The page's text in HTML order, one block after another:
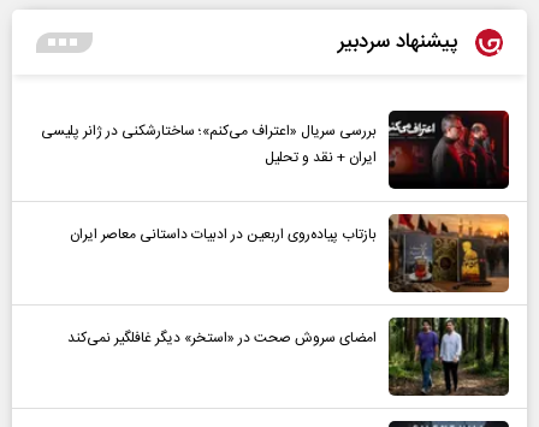
پیشنهاد سردبیر
بررسی سریال «اعتراف می‌کنم»؛ ساختارشکنی در ژانر پلیسی
ایران + نقد و تحلیل
بازتاب پیاده‌روی اربعین در ادبیات داستانی معاصر ایران
امضای سروش صحت در «استخر» دیگر غافلگیر نمی‌کند